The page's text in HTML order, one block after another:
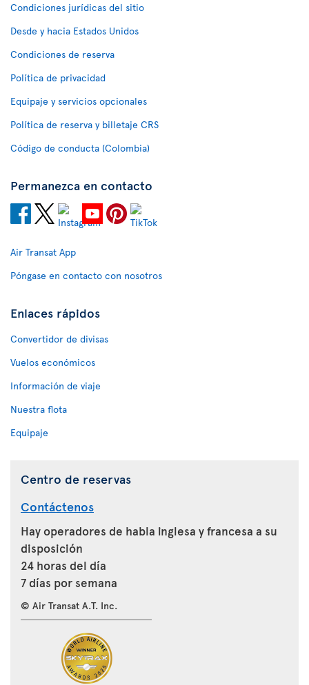
Condiciones jurídicas del sitio
Desde y hacia Estados Unidos
Condiciones de reserva
Política de privacidad
Equipaje y servicios opcionales
Política de reserva y billetaje CRS
Código de conducta (Colombia)
Permanezca en contacto
Air Transat App
Póngase en contacto con nosotros
Enlaces rápidos
Convertidor de divisas
Vuelos económicos
Información de viaje
Nuestra flota
Equipaje
Centro de reservas
Contáctenos
Hay operadores de habla inglesa y francesa a su
disposición
24 horas del día
7 días por semana
© Air Transat A.T. Inc.